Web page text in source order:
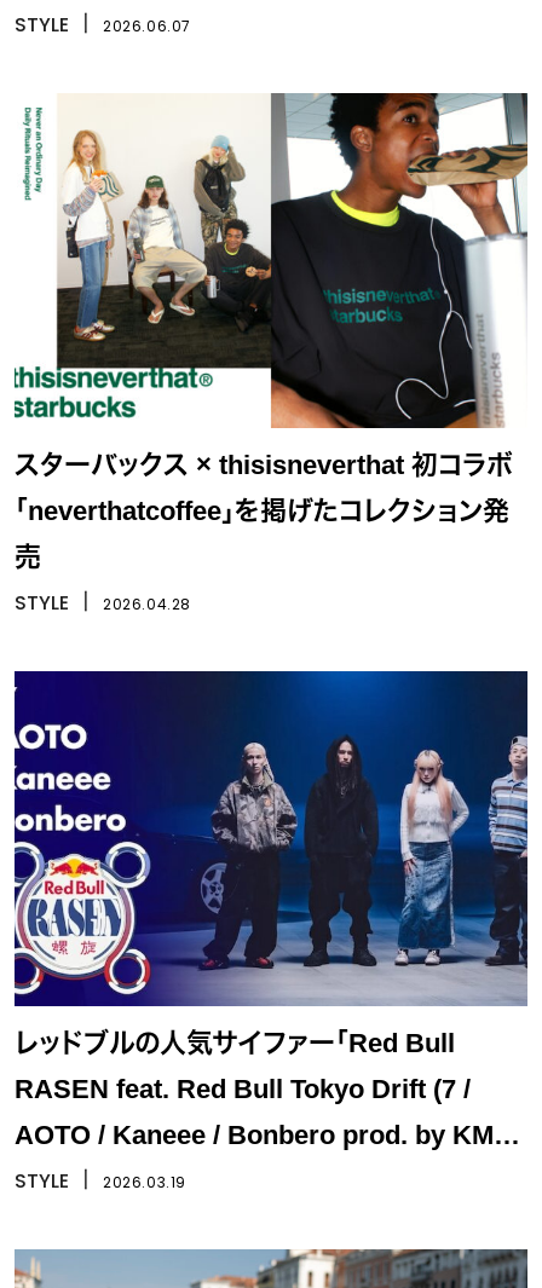
STYLE 2026.06.07
スターバックス × thisisneverthat 初コラボ
「neverthatcoffee」を掲げたコレクション発
売
STYLE 2026.04.28
レッドブルの人気サイファー「Red Bull
RASEN feat. Red Bull Tokyo Drift (7 /
AOTO / Kaneee / Bonbero prod. by KM)」
が公開
STYLE 2026.03.19